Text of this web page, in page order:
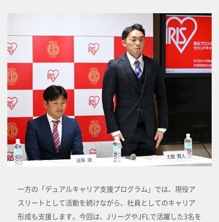
一方の「デュアルキャリア支援プログラム」では、現役ア
スリートとして活動を続けながら、社員としてのキャリア
形成も支援します。今回は、JリーグやJFLで活躍した3名を